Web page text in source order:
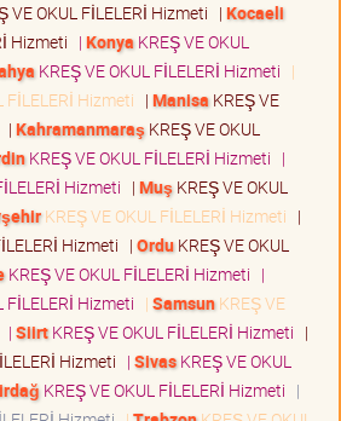
VE OKUL FİLELERİ Hizmeti | Kocaeli
Hizmeti | Konya KREŞ VE OKUL
KREŞ VE OKUL FİLELERİ Hizmeti |
FİLELERİ Hizmeti | Manisa KREŞ VE
| Kahramanmaraş KREŞ VE OKUL
KREŞ VE OKUL FİLELERİ Hizmeti |
Hizmeti | Muş KREŞ VE OKUL
KREŞ VE OKUL FİLELERİ Hizmeti |
Hizmeti | OrduKREŞ VE OKUL
KREŞ VE OKUL FİLELERİ Hizmeti |
FİLELERİ Hizmeti | SamsunKREŞ VE
| SiirtKREŞ VE OKUL FİLELERİ Hizmeti |
Hizmeti | SivasKREŞ VE OKUL
KREŞ VE OKUL FİLELERİ Hizmeti |